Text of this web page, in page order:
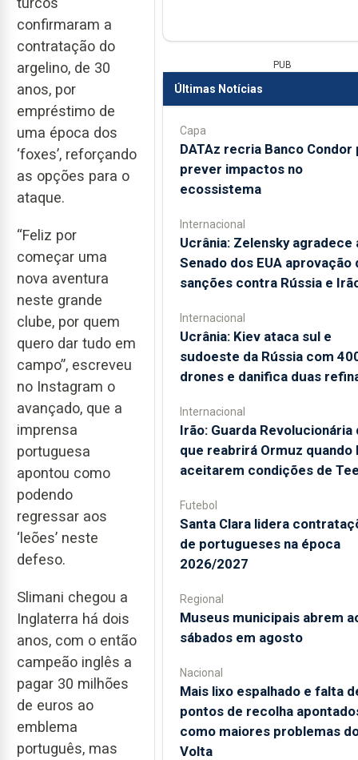
confirmaram a
contratação do
argelino, de 30
anos, por
empréstimo de
uma época dos
‘foxes’, reforçando
as opções para o
ataque.
“Feliz por
começar uma
nova aventura
neste grande
clube, por quem
quero dar tudo em
campo”, escreveu
no Instagram o
avançado, que a
imprensa
portuguesa
apontou como
podendo
regressar aos
‘leões’ neste
defeso.
Slimani chegou a
Inglaterra há dois
anos, com o então
campeão inglês a
pagar 30 milhões
de euros ao
emblema
português, mas
PUB
Últimas Notícias
Capa
DATAz recria Banco Condor
prever impactos no
ecossistema
Internacional
Ucrânia: Zelensky agradece
Senado dos EUA aprovação
sanções contra Rússia e
Internacional
Ucrânia: Kiev ataca sul e
sudoeste da Rússia com
drones e danifica duas
Internacional
Irão: Guarda Revolucionária
que reabrirá Ormuz quando
aceitarem condições de
Futebol
Santa Clara lidera
de portugueses na época
2026/2027
Regional
Museus municipais abrem
sábados em agosto
Nacional
Mais lixo espalhado e falta
pontos de recolha
como maiores problemas
Volta